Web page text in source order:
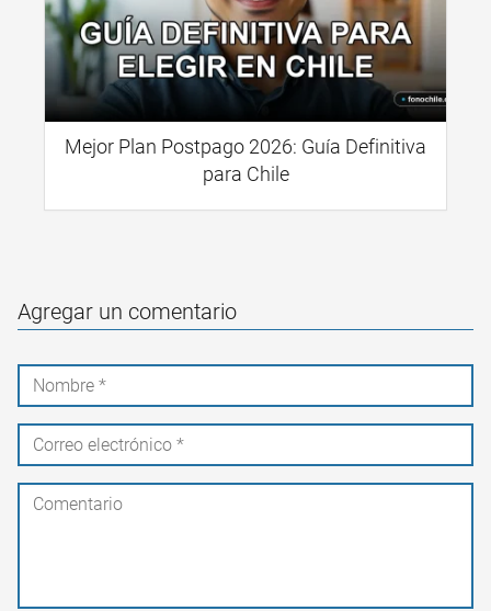
Mejor Plan Postpago 2026: Guía Definitiva
para Chile
Agregar un comentario